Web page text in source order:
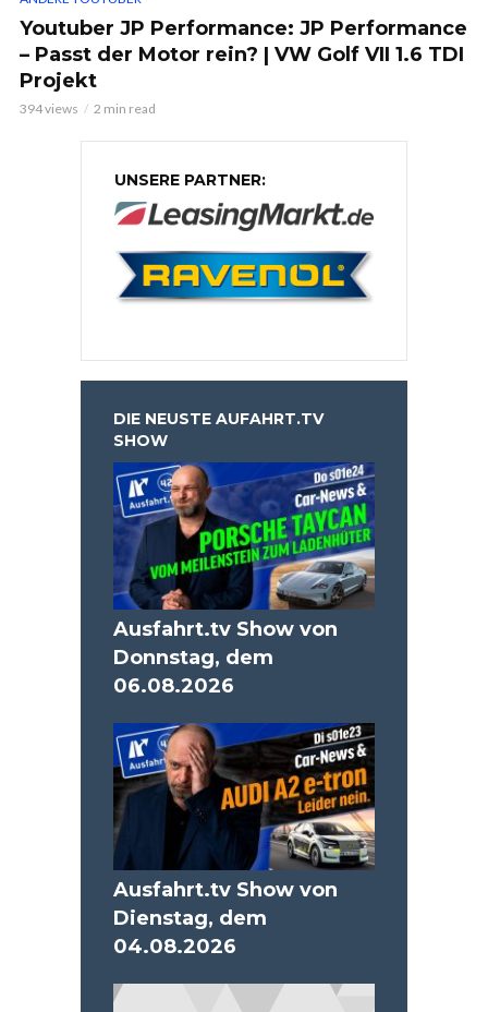
Youtuber JP Performance: JP Performance
– Passt der Motor rein? | VW Golf VII 1.6 TDI
Projekt
394 views 2 min read
UNSERE PARTNER:
DIE NEUSTE AUFAHRT.TV
SHOW
Ausfahrt.tv Show von
Donnstag, dem
06.08.2026
Ausfahrt.tv Show von
Dienstag, dem
04.08.2026